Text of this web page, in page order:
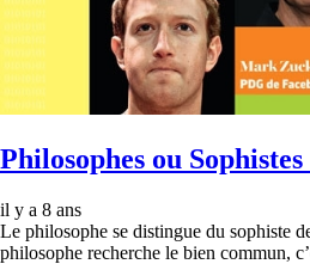
Philosophes ou Sophistes
il y a 8 ans
Le philosophe se distingue du sophiste
philosophe recherche le bien commun,